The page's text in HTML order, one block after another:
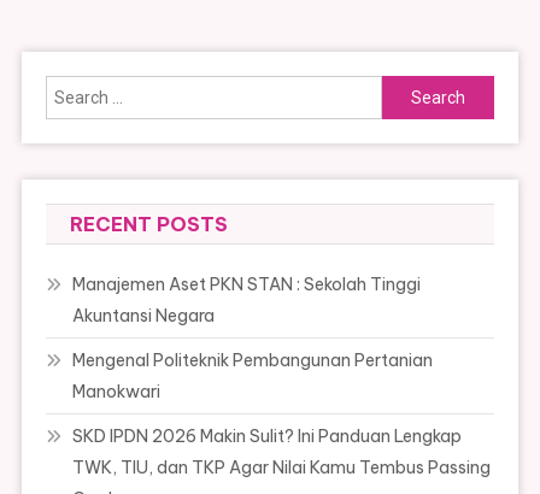
Search
for:
RECENT POSTS
Manajemen Aset PKN STAN : Sekolah Tinggi
Akuntansi Negara
Mengenal Politeknik Pembangunan Pertanian
Manokwari
SKD IPDN 2026 Makin Sulit? Ini Panduan Lengkap
TWK, TIU, dan TKP Agar Nilai Kamu Tembus Passing